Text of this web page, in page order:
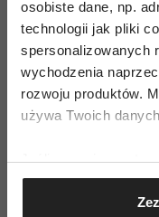
osobiste dane, np.
technologii jak pliki
spersonalizowanych
wychodzenia
rozwoju produktów.
używa Twoich
Jeśli wyrazisz na to
Gromadzić
geograficznej z
– lekko
z jajkiem
zielonych
ostatnio
znajomych. Tnę
ciasteczkami typu